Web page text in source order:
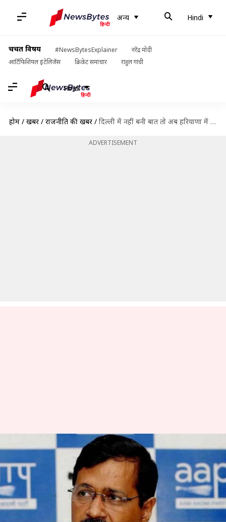
अन्य Hindi
चर्चित विषय #NewsBytesExplainer
नरेंद्र मोदी
आर्टिफिशियल इंटेलिजेंस
क्रिकेट समाचार राहुल गांधी
Hindi
होम / खबरें / राजनीति की खबरें / दिल्ली में नहीं बनी बात तो अब हरियाणा में कांग्रेस से गठबंधन करने चले अरविंद केजरीवाल
ADVERTISEMENT
दिल्ली में नहीं बनी बात तो अब
हरियाणा में कांग्रेस से गठबंधन करने
चले अरविंद केजरीवाल
लेखन मुकुल तोमर Mar 13, 2019 04:02 pm